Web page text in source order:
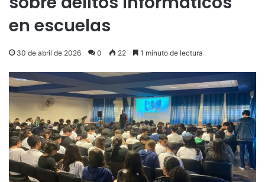
en escuelas
30 de abril de 2026 0 22 1 minuto de lectura